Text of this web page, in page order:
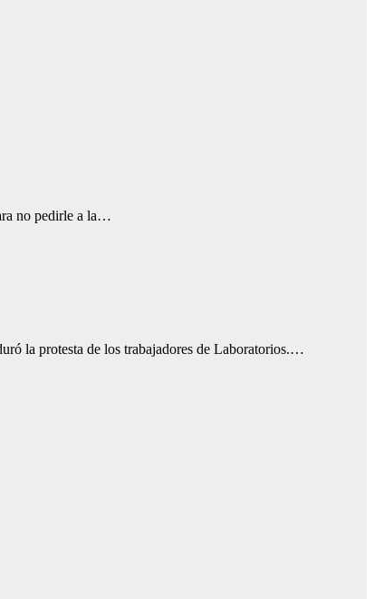
no pedirle a la…
la protesta de los trabajadores de Laboratorios.…